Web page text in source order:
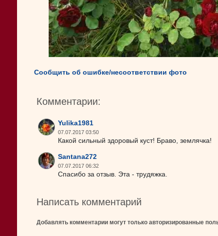
Сообщить об ошибке/несоответствии фото
Комментарии:
Yulika1981
07.07.2017 03:50
Какой сильный здоровый куст! Браво, землячка!
Santana272
07.07.2017 06:32
Спасибо за отзыв. Эта - трудяжка.
Написать комментарий
Добавлять комментарии могут только авторизированные